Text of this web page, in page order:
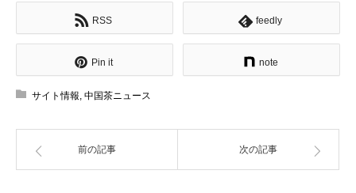
RSS feedly
Pin it note
サイト情報, 中国茶ニュース
前の記事 次の記事